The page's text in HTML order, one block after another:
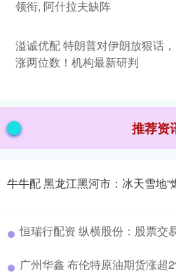
领衔, 阿什拉夫缺阵
溢诚优配 特朗普对伊朗放狠话
涨两位数！机构最新研判
推荐资
牛牛配 黑龙江黑河市：冰天雪地“
恒瑞行配资 纵横股份：股票交
广州华鑫 布伦特原油期货涨超